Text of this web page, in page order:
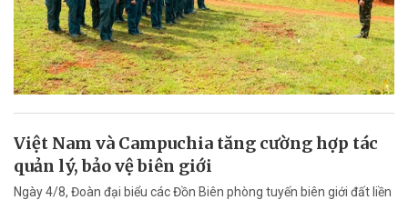
Việt Nam và Campuchia tăng cường hợp tác
quản lý, bảo vệ biên giới
Ngày 4/8, Đoàn đại biểu các Đồn Biên phòng tuyến biên giới đất liền